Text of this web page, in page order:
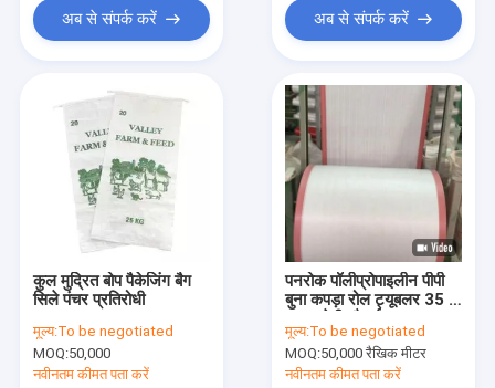
गुणवत्ता नियंत्रण
समाचार
मामलों
एक उद्धरण का अनुरोध करें
FIBC बल्क बैग
शीर्ष थोक बैग खोलें
अब से संपर्क करें अब से संपर्क करें
कुल मुद्रित बोप पैकेजिंग बैग
सिले पंचर प्रतिरोधी
मूल्य:To be negotiated
MOQ:50,000
नवीनतम कीमत पता करें
पनरोक पॉलीप्रोपाइलीन पीपी
बुना कपड़ा रोल ट्यूबलर 35 -
मूल्य:To be negotiated
MOQ:50,000 रैखिक मीटर
नवीनतम कीमत पता करें